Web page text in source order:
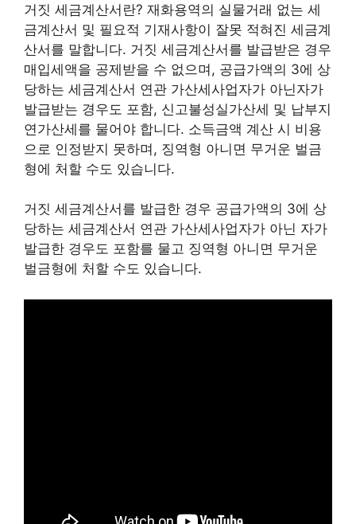
거짓 세금계산서란? 재화용역의 실물거래 없는 세
금계산서 및 필요적 기재사항이 잘못 적혀진 세금계
산서를 말합니다. 거짓 세금계산서를 발급받은 경우
매입세액을 공제받을 수 없으며, 공급가액의 3에 상
당하는 세금계산서 연관 가산세사업자가 아닌자가
발급받는 경우도 포함, 신고불성실가산세 및 납부지
연가산세를 물어야 합니다. 소득금액 계산 시 비용
으로 인정받지 못하며, 징역형 아니면 무거운 벌금
형에 처할 수도 있습니다.
거짓 세금계산서를 발급한 경우 공급가액의 3에 상
당하는 세금계산서 연관 가산세사업자가 아닌 자가
발급한 경우도 포함를 물고 징역형 아니면 무거운
벌금형에 처할 수도 있습니다.